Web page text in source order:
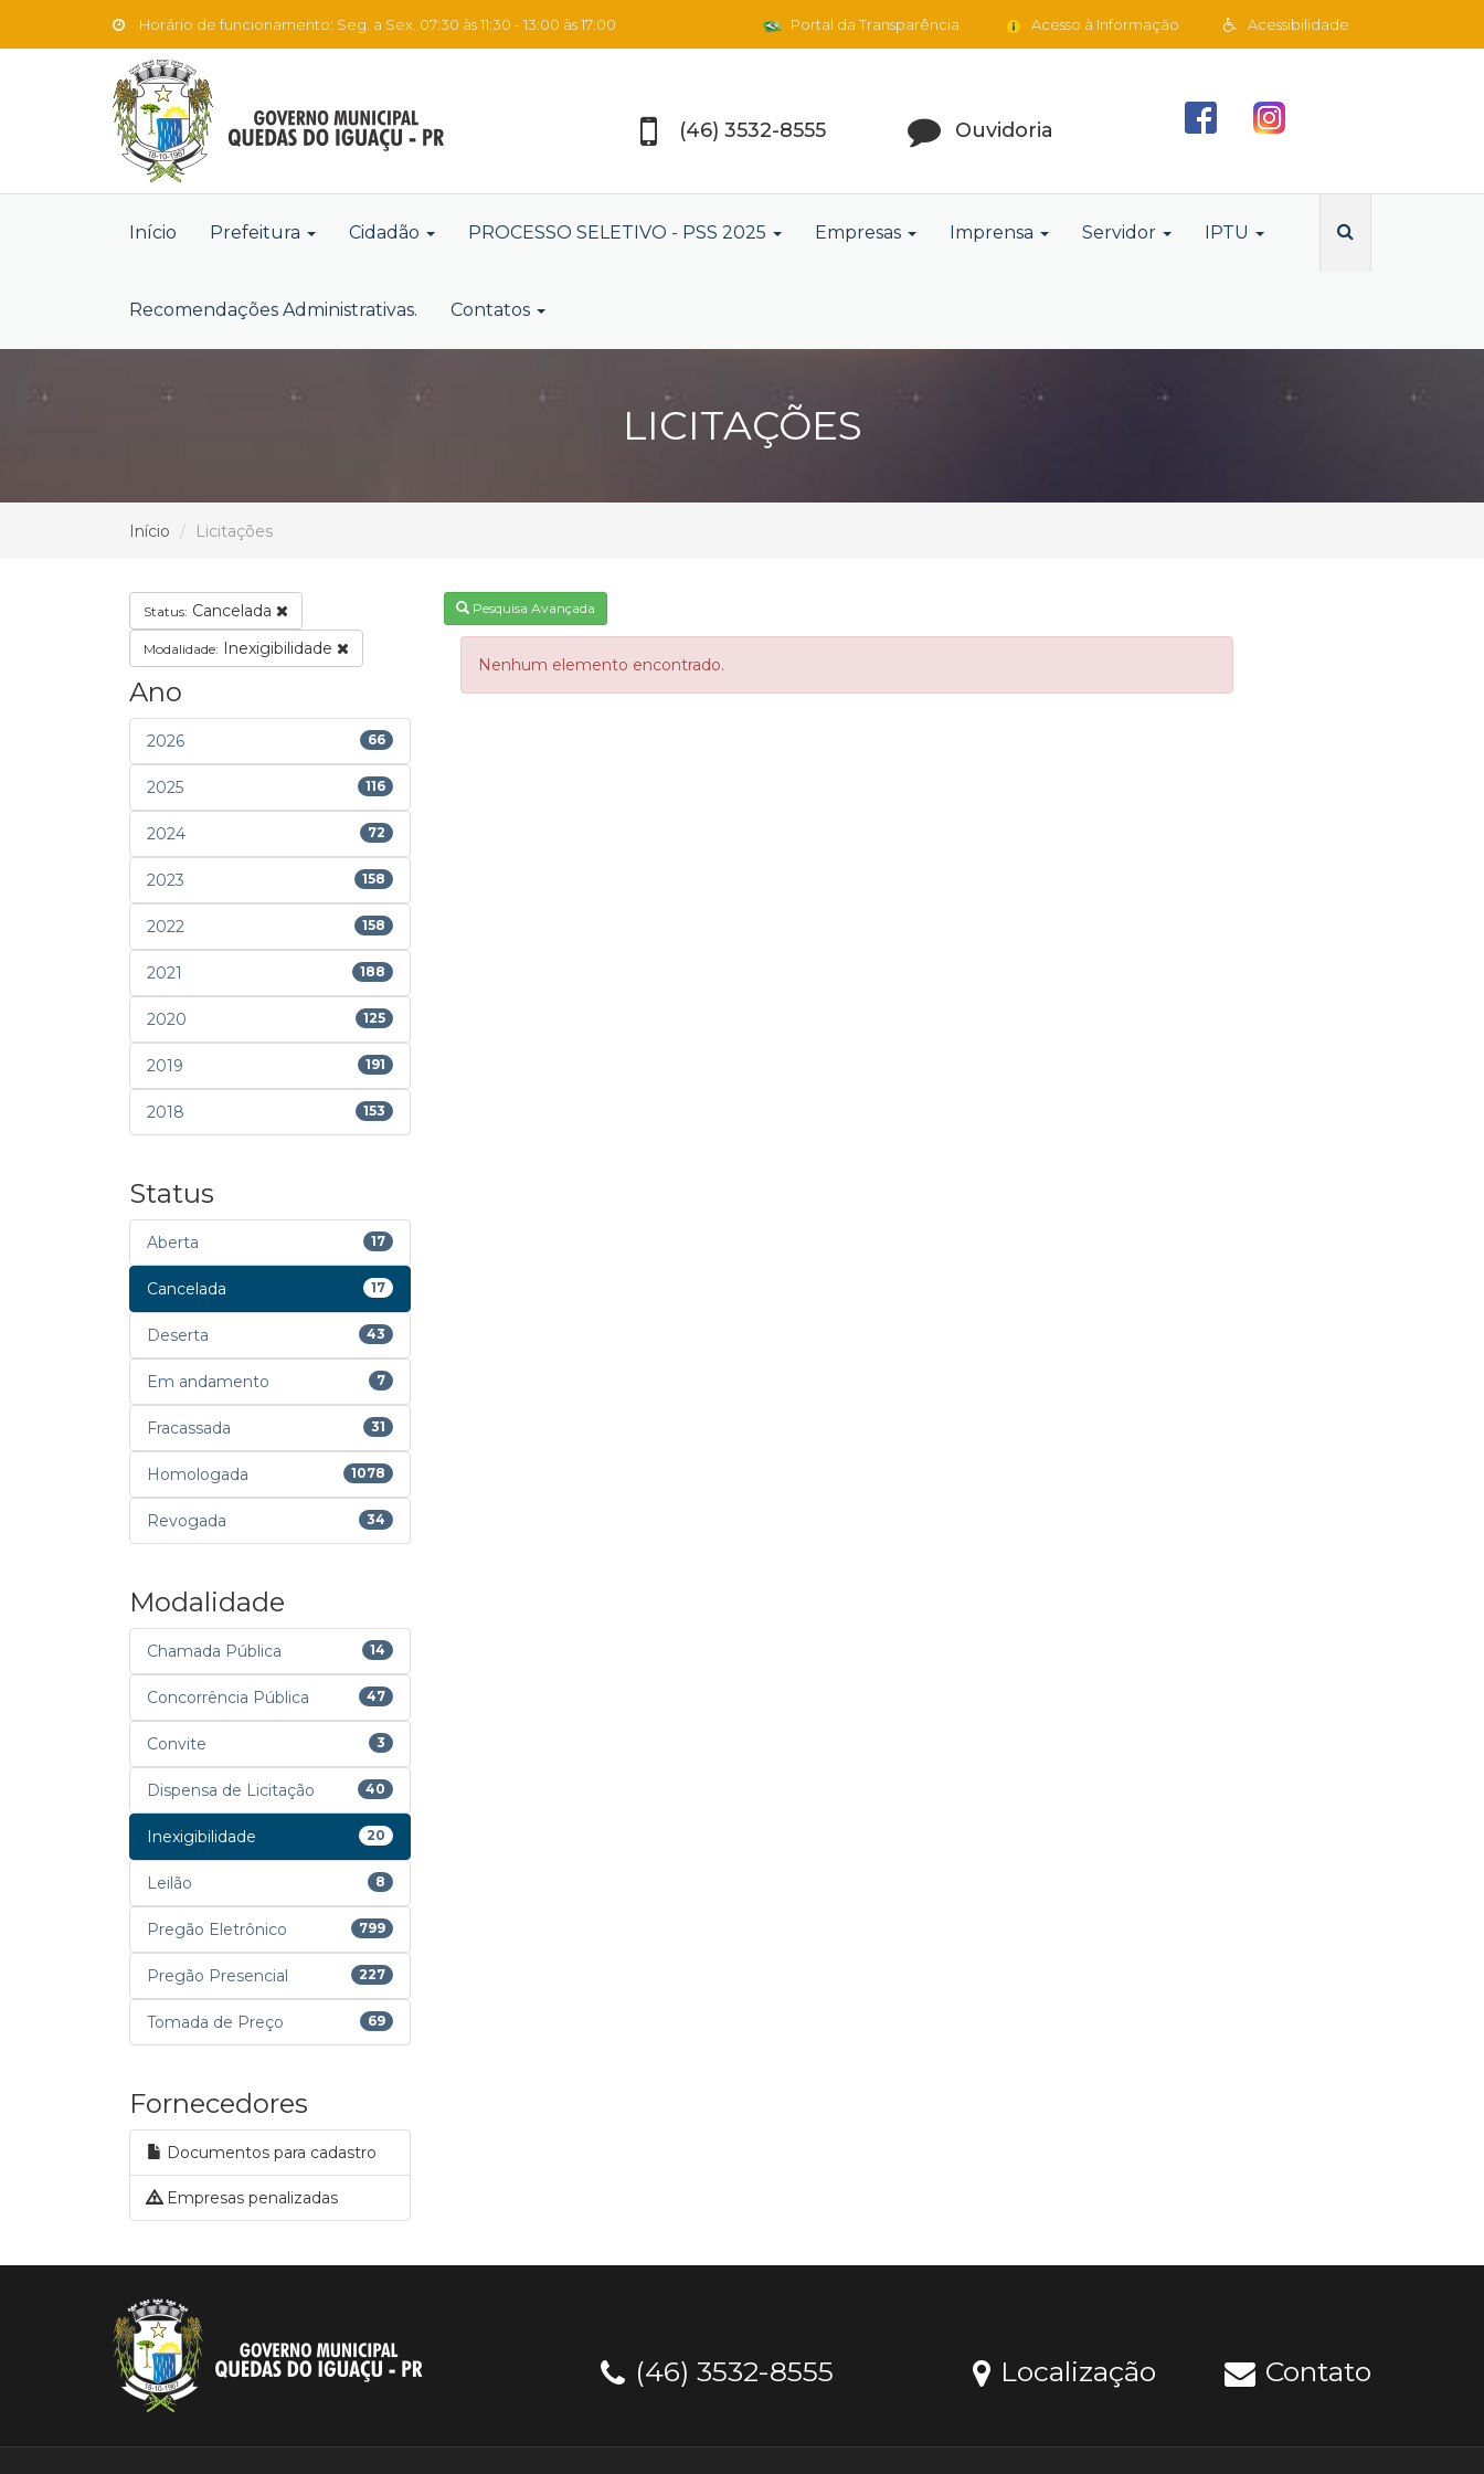
Horário de funcionamento: Seg. a Sex. 07:30 às 11:30 - 13:00 às 17:00 Acessibilidade
Acesso à Informação
Portal da Transparência
(46) 3532-8555 Ouvidoria
Início Prefeitura Cidadão PROCESSO SELETIVO - PSS 2025 Empresas Imprensa Servidor IPTU
Recomendações Administrativas. Contatos
LICITAÇÕES
Início Licitações
Status: Cancelada
Modalidade: Inexigibilidade
Ano
2026 66
2025 116
2024 72
2023 158
2022 158
2021 188
2020 125
2019 191
2018 153
Status
Aberta 17
Cancelada 17
Deserta 43
Em andamento 7
Fracassada 31
Homologada 1078
Revogada 34
Modalidade
Chamada Pública 14
Concorrência Pública 47
Convite 3
Dispensa de Licitação 40
Inexigibilidade 20
Leilão 8
Pregão Eletrônico 799
Pregão Presencial 227
Tomada de Preço 69
Fornecedores
Documentos para cadastro
Empresas penalizadas
Pesquisa Avançada
Nenhum elemento encontrado.
(46) 3532-8555 Localização Contato